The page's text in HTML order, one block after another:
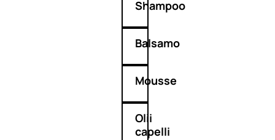
Shampoo
Balsamo
Mousse
Olii
capelli